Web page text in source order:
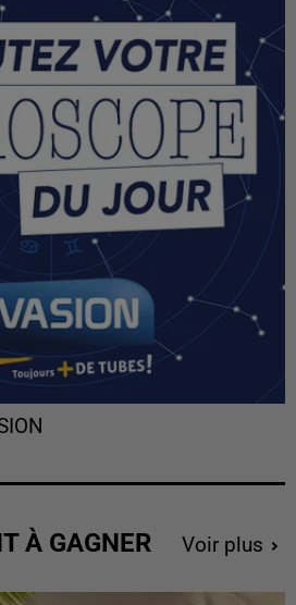
À GAGNER Voir plus